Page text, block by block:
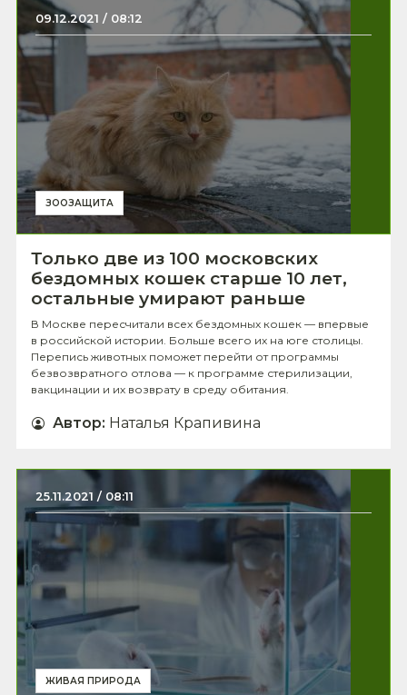
09.12.2021 / 08:12
ЗООЗАЩИТА
Только две из 100 московских
бездомных кошек старше 10 лет,
остальные умирают раньше
В Москве пересчитали всех бездомных кошек — впервые
в российской истории. Больше всего их на юге столицы.
Перепись животных поможет перейти от программы
безвозвратного отлова — к программе стерилизации,
вакцинации и их возврату в среду обитания.
Автор: Наталья Крапивина
25.11.2021 / 08:11
ЖИВАЯ ПРИРОДА